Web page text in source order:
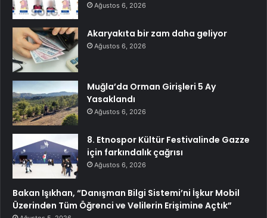
Ağustos 6, 2026
Akaryakıta bir zam daha geliyor
Ağustos 6, 2026
Muğla’da Orman Girişleri 5 Ay
Yasaklandı
Ağustos 6, 2026
8. Etnospor Kültür Festivalinde Gazze
için farkındalık çağrısı
Ağustos 6, 2026
Bakan Işıkhan, “Danışman Bilgi Sistemi’ni İşkur Mobil
Üzerinden Tüm Öğrenci ve Velilerin Erişimine Açtık”